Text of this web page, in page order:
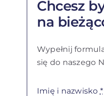
Chcesz
na
Wypełnij
się do naszego
Imię i nazwisko *